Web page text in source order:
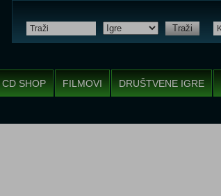
Traži
CD SHOP FILMOVI DRUŠTVENE IGRE